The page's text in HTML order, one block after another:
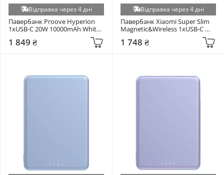
Відправка через 4 дні
Павербанк Proove Hyperion
1xUSB-C 20W 10000mAh White
1 849 ₴
Відправка через 4 дні
Павербанк Xiaomi Super Slim
Magnetic&Wireless 1xUSB-C
(BHR08PLGL)
1 748 ₴